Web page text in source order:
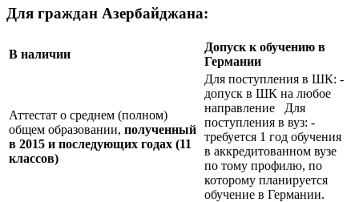
Для граждан Азербайджана:
В наличии
Допуск к обучению в
Германии
Аттестат о среднем (полном)
общем образовании, полученный
в 2015 и последующих годах (11
классов)
Для поступления в ШК: -
допуск в ШК на любое
направление Для
поступления в вуз: -
требуется 1 год обучения
в аккредитованном вузе
по тому профилю, по
которому планируется
обучение в Германии.